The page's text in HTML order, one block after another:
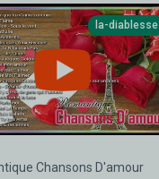
la-diablesse
Chansons D'amour